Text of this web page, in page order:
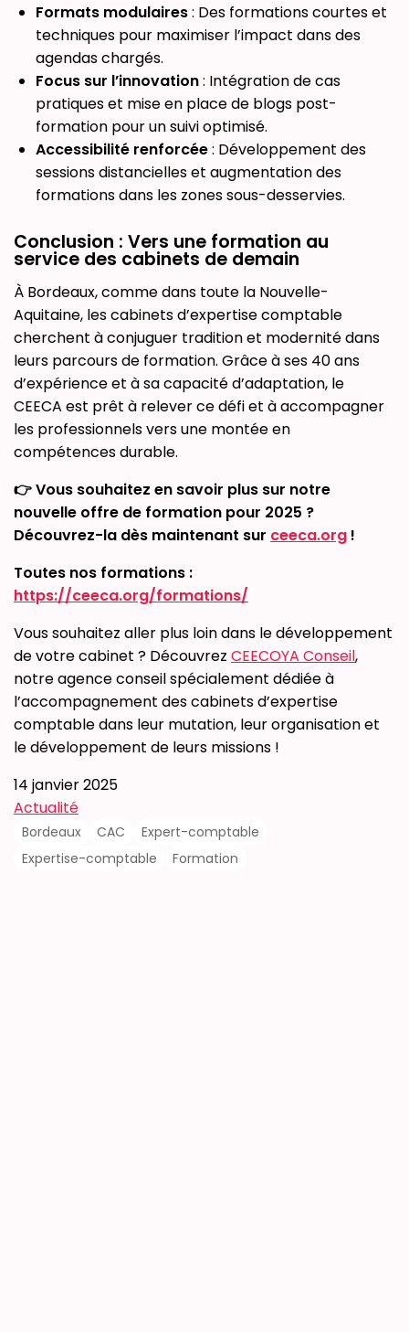
Formats modulaires: Des formations courtes et
techniques pour maximiser l’impact dans des
agendas chargés.
Focus sur l’innovation: Intégration de cas
pratiques et mise en place de blogs post-
formation pour un suivi optimisé.
Accessibilité renforcée: Développement des
sessions distancielles et augmentation des
formations dans les zones sous-desservies.
Conclusion : Vers une formation au
service des cabinets de demain
À Bordeaux, comme dans toute la Nouvelle-
Aquitaine, les cabinets d’expertise comptable
cherchent à conjuguer tradition et modernité dans
leurs parcours de formation. Grâce à ses 40 ans
d’expérience et à sa capacité d’adaptation, le
CEECA est prêt à relever ce défi et à accompagner
les professionnels vers une montée en
compétences durable.
👉 Vous souhaitez en savoir plus sur notre
nouvelle offre de formation pour 2025 ?
Découvrez-la dès maintenant sur ceeca.org !
Toutes nos formations :
https://ceeca.org/formations/
Vous souhaitez aller plus loin dans le développement
de votre cabinet ? Découvrez CEECOYA Conseil,
notre agence conseil spécialement dédiée à
l’accompagnement des cabinets d’expertise
comptable dans leur mutation, leur organisation et
le développement de leurs missions !
14 janvier 2025
Actualité
Bordeaux CAC
Expert-comptable
Expertise-comptable
Formation